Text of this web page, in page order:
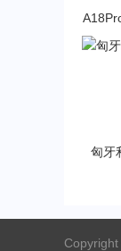
eo与
匈牙